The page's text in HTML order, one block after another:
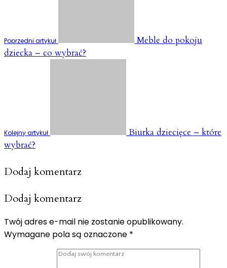
Poprzedni artykuł
Meble do pokoju
dziecka – co wybrać?
Kolejny artykuł
Biurka dziecięce – które
wybrać?
Dodaj komentarz
Dodaj komentarz
Twój adres e-mail nie zostanie opublikowany.
Wymagane pola są oznaczone *